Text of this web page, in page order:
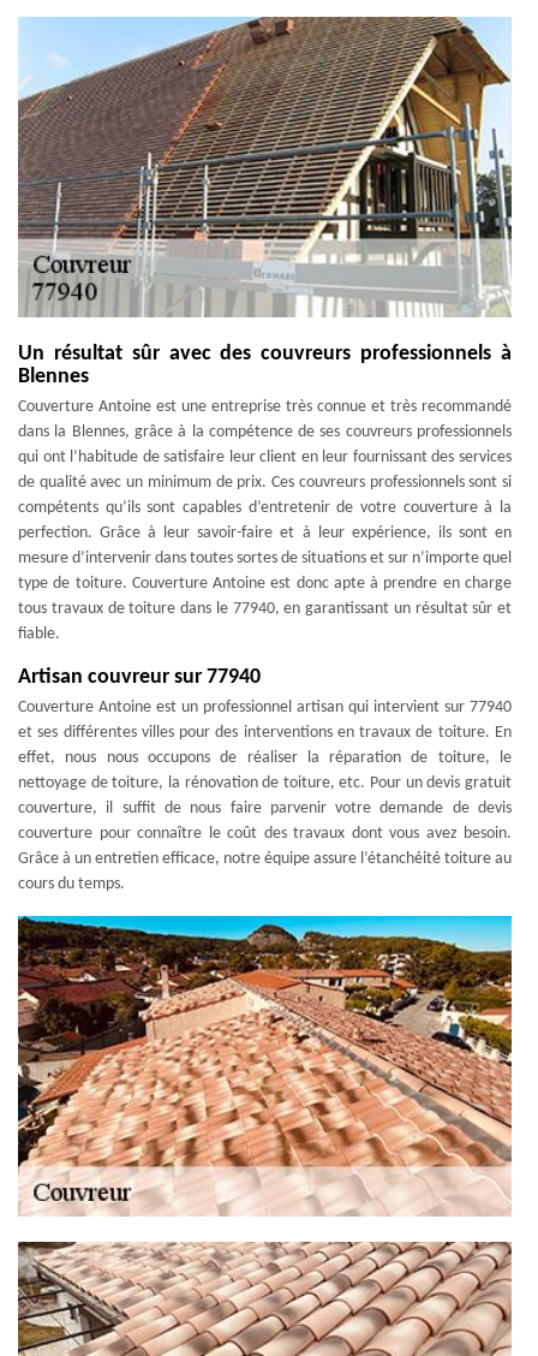
Un résultat sûr avec des couvreurs professionnels à
Blennes
Couverture Antoine est une entreprise très connue et très recommandé
dans la Blennes, grâce à la compétence de ses couvreurs professionnels
qui ont l’habitude de satisfaire leur client en leur fournissant des services
de qualité avec un minimum de prix. Ces couvreurs professionnels sont si
compétents qu’ils sont capables d’entretenir de votre couverture à la
perfection. Grâce à leur savoir-faire et à leur expérience, ils sont en
mesure d’intervenir dans toutes sortes de situations et sur n’importe quel
type de toiture. Couverture Antoine est donc apte à prendre en charge
tous travaux de toiture dans le 77940, en garantissant un résultat sûr et
fiable.
Artisan couvreur sur 77940
Couverture Antoine est un professionnel artisan qui intervient sur 77940
et ses différentes villes pour des interventions en travaux de toiture. En
effet, nous nous occupons de réaliser la réparation de toiture, le
nettoyage de toiture, la rénovation de toiture, etc. Pour un devis gratuit
couverture, il suffit de nous faire parvenir votre demande de devis
couverture pour connaître le coût des travaux dont vous avez besoin.
Grâce à un entretien efficace, notre équipe assure l’étanchéité toiture au
cours du temps.